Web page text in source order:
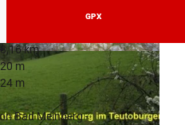
© Manfred Wiehenkamp, HAVERGOH Hotel - H
-BM |
CC-BY-SA
GPX
km
m
m
Bad Meinberg -